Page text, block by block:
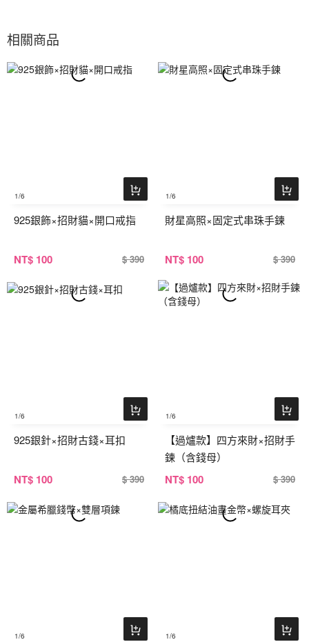
相關商品
1/6
925銀飾×招財貓×開口戒指
NT$ 100 $ 390
1/6
財星高照×固定式串珠手鍊
NT$ 100 $ 390
1/6
925銀針×招財古錢×耳扣
NT$ 100 $ 390
1/6
【過爐款】四方來財×招財手
鍊（含錢母）
NT$ 100 $ 390
1/6 1/6